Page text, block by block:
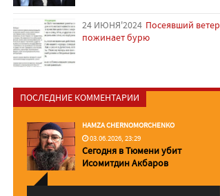
24 ИЮНЯ'2024 Посеявший ветер
пожинает бурю
ПОСЛЕДНИЕ КОММЕНТАРИИ
HAMZA CHERNOMORCHENKO
03.06.2026, 23:29
Сегодня в Тюмени убит
Исомитдин Акбаров